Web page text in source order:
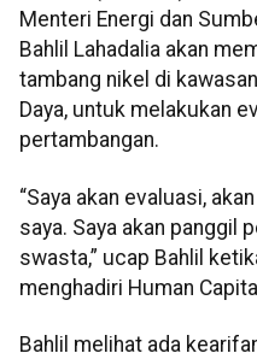
Menteri Energi dan
Bahlil Lahadalia akan
tambang nikel di
Daya, untuk melakukan
pertambangan.
“Saya akan evaluasi,
saya. Saya akan panggil
swasta,” ucap Bahlil
menghadiri Human
Bahlil melihat ada